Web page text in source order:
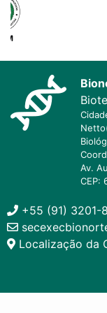
Av.
CEP:
+55 (91) 3201-
Localização da